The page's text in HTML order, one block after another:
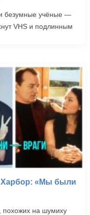
безумные учёные —
VHS и подлинным
Харбор: «Мы были
похожих на шумиху